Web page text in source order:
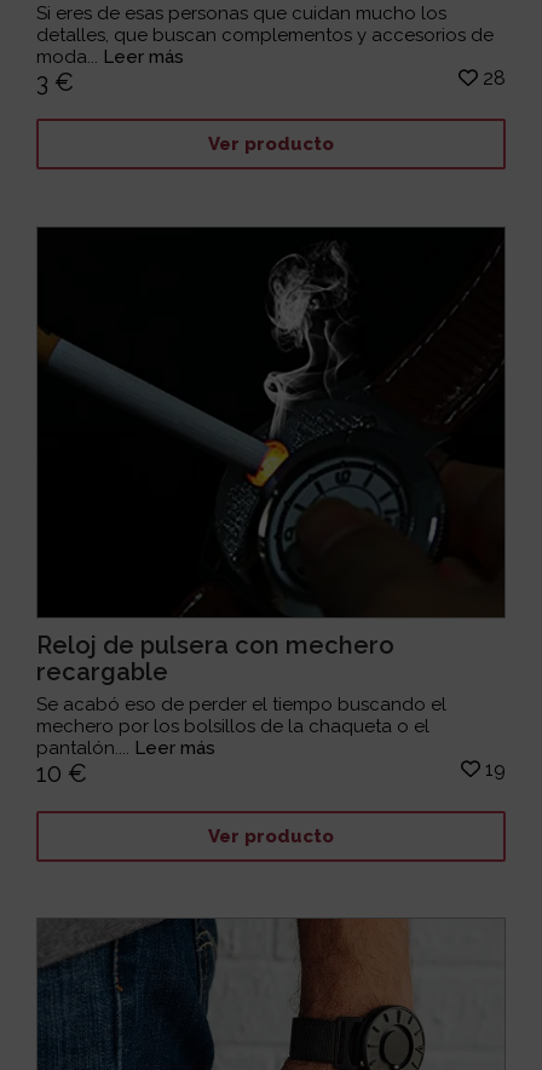
Si eres de esas personas que cuidan mucho los
detalles, que buscan complementos y accesorios de
moda... Leer más
3 € 28
Ver producto
Reloj de pulsera con mechero
recargable
Se acabó eso de perder el tiempo buscando el
mechero por los bolsillos de la chaqueta o el
pantalón.... Leer más
10 € 19
Ver producto